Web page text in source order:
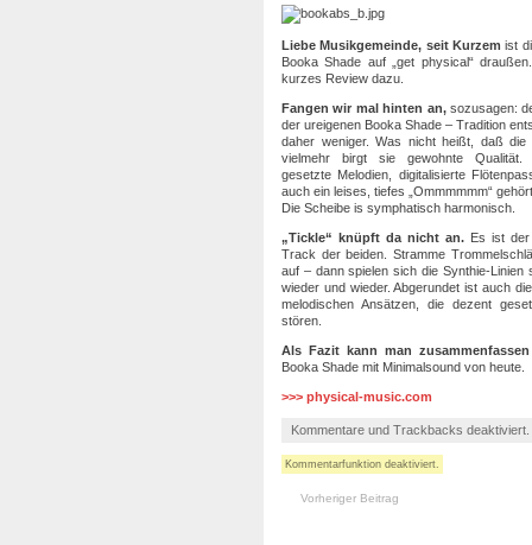
Liebe Musikgemeinde, seit Kurzemist
Booka Shade auf „get physical“
kurzes Review dazu.
Fangen wir mal hinten an, sozusagen:
der ureigenen Booka Shade – Tradition
daher weniger. Was nicht heißt, daß die
vielmehr birgt sie gewohnte Qualität.
gesetzte Melodien, digitalisierte
auch ein leises, tiefes „Ommmmmm“
Die Scheibe is symphatisch harmonisch.
„Tickle“ knüpft da nicht an. Es ist der
Track der beiden. Stramme
auf – dann spielen sich die Synthie-Linien
wieder und wieder. Abgerundet ist auch
melodischen Ansätzen, die dezent
stören.
Als Fazit kann man
Booka Shade mit Minimalsound von heute.
>>> physical-music.com
Kommentare und Trackbacks deaktiviert.
Kommentarfunktion deaktiviert.
Vorheriger Beitrag